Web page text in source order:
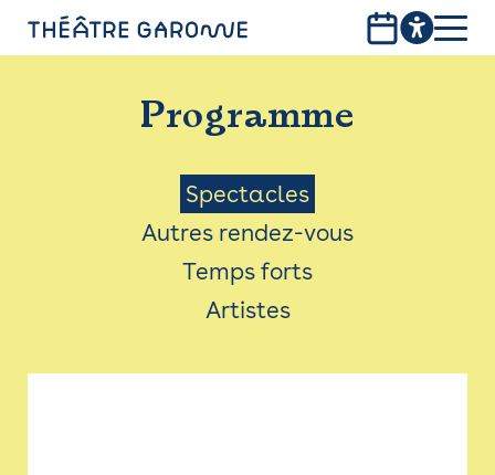
PROGRAMME
INFOS PRATIQUES
AVEC LES PUBLICS
ACCESSIBILITÉ
LES PRODUCTIONS
Programme
Menu
Saison
Spectacles
Autres rendez-vous
Temps forts
Artistes